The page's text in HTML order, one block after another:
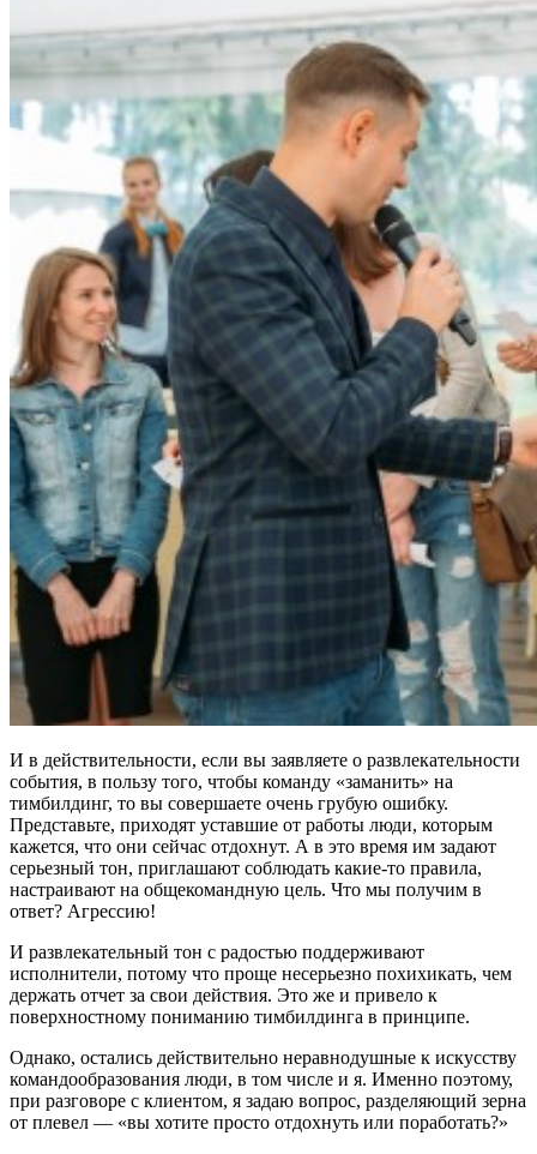
И в действительности, если вы заявляете о развлекательности
события, в пользу того, чтобы команду «заманить» на
тимбилдинг, то вы совершаете очень грубую ошибку.
Представьте, приходят уставшие от работы люди, которым
кажется, что они сейчас отдохнут. А в это время им задают
серьезный тон, приглашают соблюдать какие-то правила,
настраивают на общекомандную цель. Что мы получим в
ответ? Агрессию!
И развлекательный тон с радостью поддерживают
исполнители, потому что проще несерьезно похихикать, чем
держать отчет за свои действия. Это же и привело к
поверхностному пониманию тимбилдинга в принципе.
Однако, остались действительно неравнодушные к искусству
командообразования люди, в том числе и я. Именно поэтому,
при разговоре с клиентом, я задаю вопрос, разделяющий зерна
от плевел — «вы хотите просто отдохнуть или поработать?»